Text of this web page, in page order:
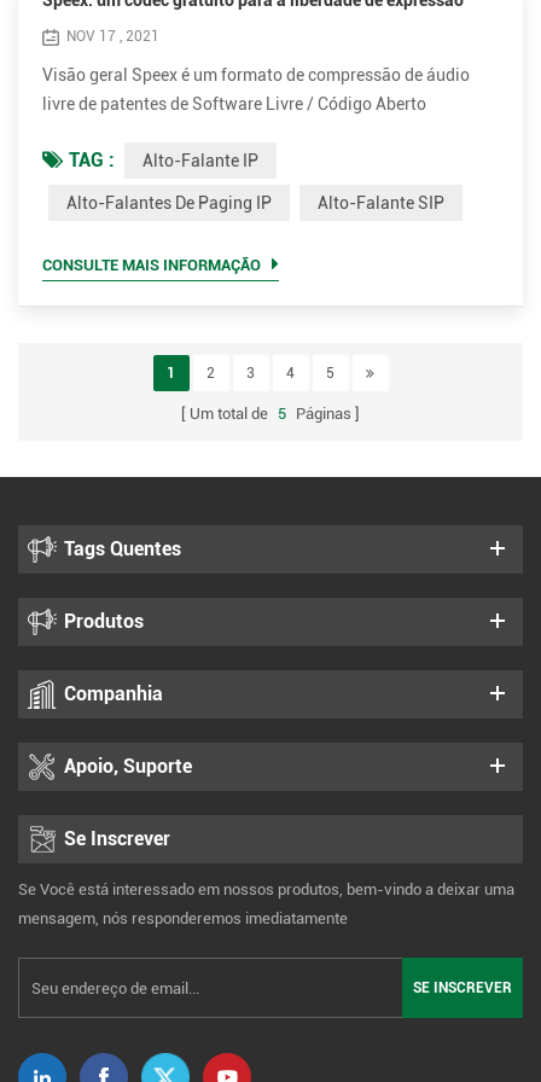
NOV 17 , 2021
Visão geral Speex é um formato de compressão de áudio
livre de patentes de Software Livre / Código Aberto
de entrada para aplicativos de voz, fornecendo uma
alternativa gratuita para codecs de voz proprietários caros.
maiori...
TAG : Alto-Falante IP
Alto-Falantes De Paging IP Alto-Falante SIP
CONSULTE MAIS INFORMAÇÃO
1 2 3 4 5
Um total de 5 Páginas
Tags Quentes
Produtos
Companhia
Apoio, Suporte
Se Inscrever
Se Você está interessado em nossos produtos, bem-vindo a deixar uma
mensagem, nós responderemos imediatamente